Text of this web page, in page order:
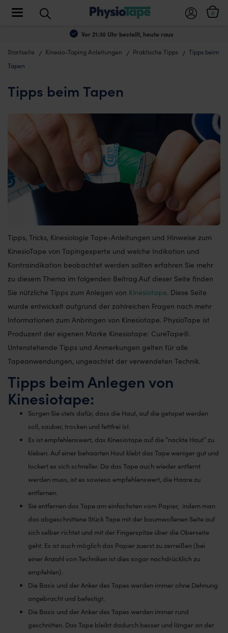
Vor 21:30 Uhr bestellt, heute raus
0
Toggle navigation
Startseite Kinesio-Taping Anleitungen Praktische Tipps
Tipps beim
Tapen
Tipps beim Tapen
Tipps, Tricks, Kinesiologie Tape-Anleitungen und Hinweise zum
KinesioTape von Tapingexperte und welche Indikation und
Kontraindikation beobachtet werden sollten erfahren Sie mehr
zu diesem Thema im folgenden Beitrag.Auf dieser Seite finden
Sie nützliche Tipps zum Anlegen von Kinesiotape. Diese Seite
wurde entwickelt aufgrund der zahlreichen Fragen nach mehr
Informationen zum Anbringen von Kinesiotape. PhysioTape ist
Produzent der eigenen Marke Kinesiotape: CureTape®.
Untenstehende Tipps und Anmerkungen gelten für alle
Tapeanwendungen, ungeachtet der verwendeten Technik.
Tipps beim Anlegen von
Kinesiotape:
Sorgen Sie stets dafür, dass die Haut, auf die getapet werden
soll, sauber, trocken und fettfrei ist.
Es ist empfehlenswert, das Kinesiotape auf die “nackte Haut” zu
kleben. Auf einer behaarten Haut klebt das Tape weniger gut und
lockert es sich schneller. Da das Tape auch wieder entfernt
werden muss, ist es sowieso empfehlenswert, die Haare zu
entfernen.
Sie entfernen das Tape am einfachsten vom Papier, indem man
das abgeschnittene Stück Tape mit der baumwollenen Seite auf
sich selber richtet und mit der Fingerspitze über die Oberseite
geht. Es ist auch möglich das Papier zuerst zu zerreißen (bei
einer Anzahl von Techniken ist dies sogar nachdrücklich zu
empfehlen).
Die Basis und der Anker des Tapes werden immer ohne Dehnung
angebracht und befestigt.
Die Basis und der Anker des Tapes werden immer rund
geschnitten. Das Tape bleibt dadurch besser und länger an der